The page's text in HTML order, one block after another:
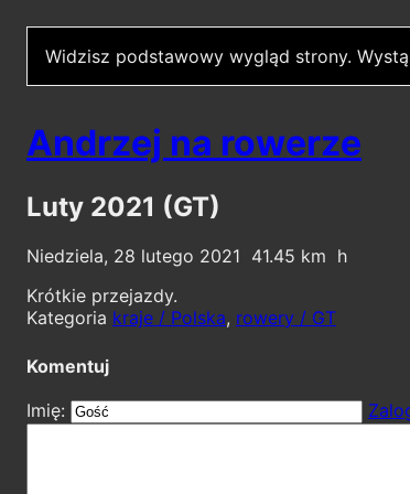
Widzisz podstawowy wygląd strony.
Andrzej na rowerze
Luty 2021 (GT)
Niedziela, 28 lutego 2021 41.45
Krótkie przejazdy.
Kategoria kraje / Polska, rowery / GT
Komentuj
Imię: